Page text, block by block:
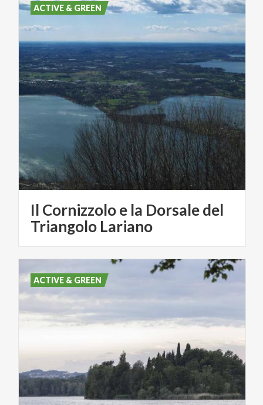
Il Cornizzolo e la Dorsale del
Triangolo Lariano
ACTIVE & GREEN
ACTIVE & GREEN